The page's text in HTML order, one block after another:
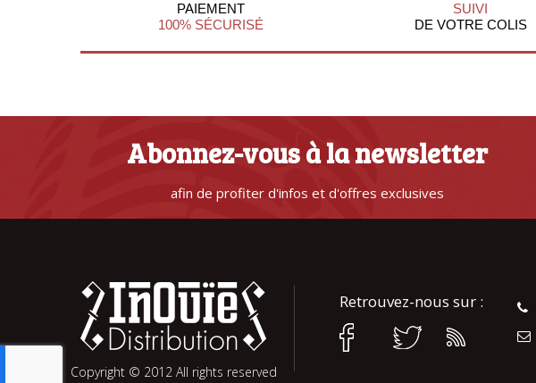
PAIEMENT
100% SÉCURISÉ
SUIVI
DE VOTRE COLIS
Abonnez-vous à la newsletter
afin de profiter d'infos et d'offres exclusives
Copyright © 2012 All rights reserved
Retrouvez-nous sur :